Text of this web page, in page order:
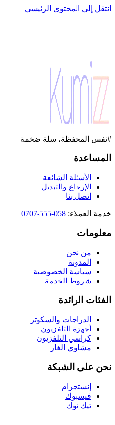
انتقل إلى المحتوى الرئيسي
#نفس المحفظة، سلة ضخمة
المساعدة
الأسئلة الشائعة
الإرجاع والتبديل
اتصل بنا
خدمة العملاء:
058-555-0707
معلومات
من نحن
المدونة
سياسة الخصوصية
شروط الخدمة
الفئات الرائدة
الدراجات والسكوتر
أجهزة التلفزيون
كراسي التلفزيون
مشاوي الغاز
نحن على الشبكة
إنستجرام
فيسبوك
تيك توك